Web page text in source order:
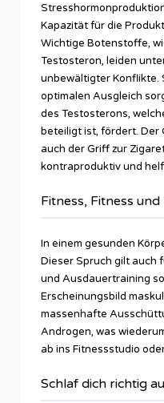
Kapazität für die
Wichtige Botenstoffe,
Testosteron, leiden
unbewältigter Konflikte.
optimalen Ausgleich
des Testosterons,
beteiligt ist, fördert. Der
auch der Griff zur
kontraproduktiv und
Fitness, Fitness
In einem gesunden
Dieser Spruch gilt auch
und Ausdauertraining
Erscheinungsbild
massenhafte
Androgen, was
ab ins Fitnessstudio
Schlaf dich richtig